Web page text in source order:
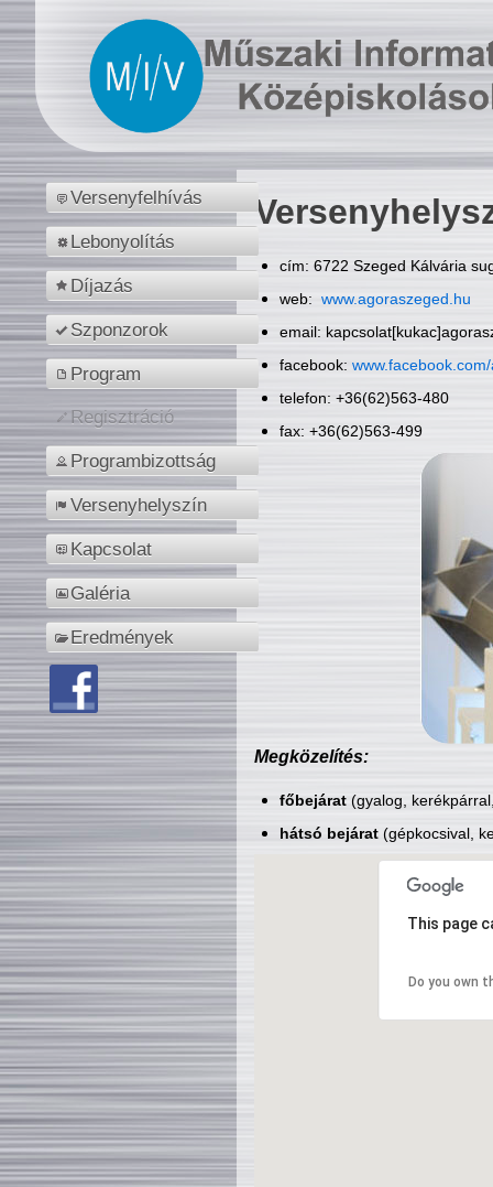
Versenyfelhívás
Lebonyolítás
Díjazás
Szponzorok
Program
Regisztráció
Programbizottság
Versenyhelyszín
Kapcsolat
Galéria
Eredmények
cím: 6722 Szeged Kálvária
web: www.agoraszeged.hu
email:
facebook:
telefon: +36(62)563-480
fax: +36(62)563-499
Megközelítés:
főbejárat(gyalog,
hátsó bejárat(gépkocsival,
This page
Do you own